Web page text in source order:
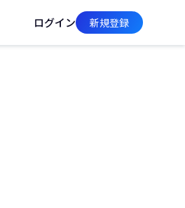
ログイン 新規登録